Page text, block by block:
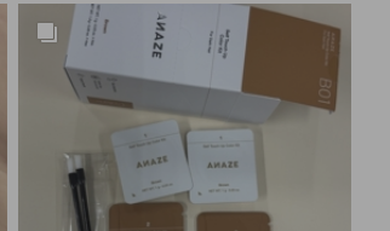
ラサラになったので、ストック用に追加
購入しました。濡れた髪も他の製品より
早く絡まりが取れる気がします。ANAZ
Eのこの商品、本当におすすめです！見
つけてよかったです。私も母と一緒に使
うつもりです。私たちはどちらも髪が乾
燥しやすいので。